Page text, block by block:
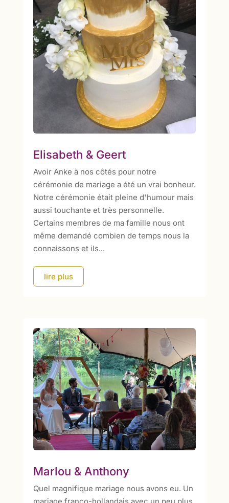
Elisabeth & Geert
Avoir Anke à nos côtés pour notre
cérémonie de mariage a été un vrai bonheur.
Notre cérémonie était pleine d'humour mais
aussi touchante et très personnelle.
Certains membres de ma famille nous ont
même demandé combien de temps nous la
connaissons et ils...
lire plus
Marlou & Anthony
Quel magnifique mariage nous avons eu. Un